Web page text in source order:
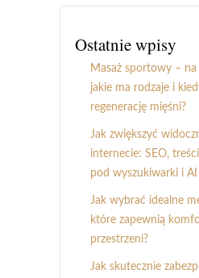
Ostatnie wpisy
Masaż sportowy – na
jakie ma rodzaje i
regenerację mięśni?
Jak zwiększyć
internecie: SEO,
pod wyszukiwarki i AI
Jak wybrać idealne
które zapewnią
przestrzeni?
Jak skutecznie